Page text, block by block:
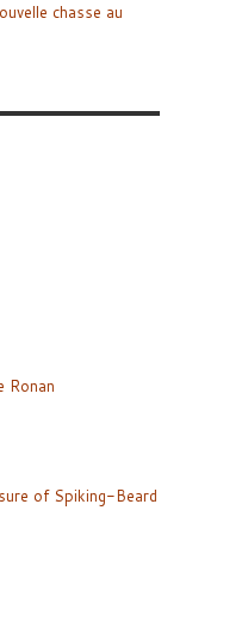
chasse au
Ronan
of Spiking-Beard